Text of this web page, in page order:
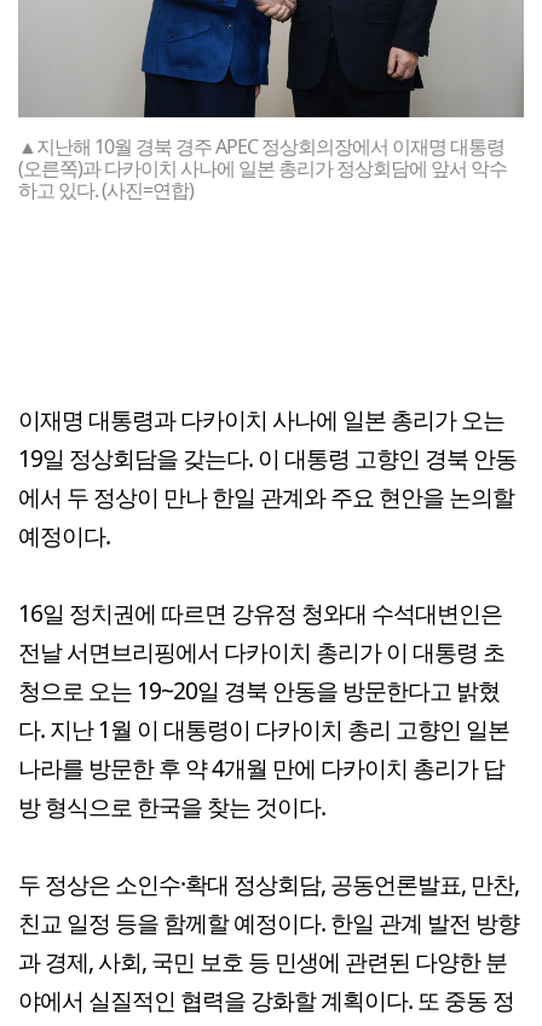
▲지난해 10월 경북 경주 APEC 정상회의장에서 이재명 대통령
(오른쪽)과 다카이치 사나에 일본 총리가 정상회담에 앞서 악수
하고 있다. (사진=연합)
이재명 대통령과 다카이치 사나에 일본 총리가 오는
19일 정상회담을 갖는다. 이 대통령 고향인 경북 안동
에서 두 정상이 만나 한일 관계와 주요 현안을 논의할
예정이다.
16일 정치권에 따르면 강유정 청와대 수석대변인은
전날 서면브리핑에서 다카이치 총리가 이 대통령 초
청으로 오는 19~20일 경북 안동을 방문한다고 밝혔
다. 지난 1월 이 대통령이 다카이치 총리 고향인 일본
나라를 방문한 후 약 4개월 만에 다카이치 총리가 답
방 형식으로 한국을 찾는 것이다.
두 정상은 소인수·확대 정상회담, 공동언론발표, 만찬,
친교 일정 등을 함께할 예정이다. 한일 관계 발전 방향
과 경제, 사회, 국민 보호 등 민생에 관련된 다양한 분
야에서 실질적인 협력을 강화할 계획이다. 또 중동 정